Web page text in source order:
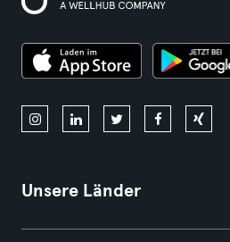
Unsere Länder